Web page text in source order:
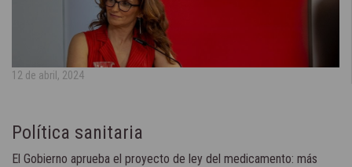
12 de abril, 2024
Política sanitaria
El Gobierno aprueba el proyecto de ley del medicamento: más